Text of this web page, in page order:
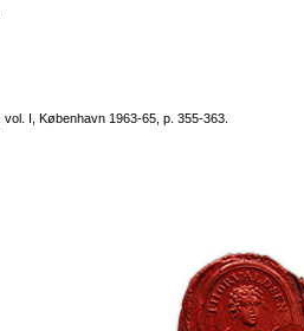
, vol. I, København 1963-65, p. 355-363.